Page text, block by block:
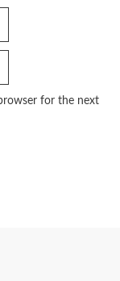
for the next